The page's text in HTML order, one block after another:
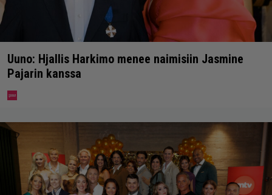
Uuno: Hjallis Harkimo menee naimisiin Jasmine
Pajarin kanssa